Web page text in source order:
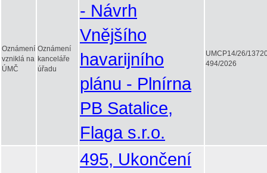
Oznámení
vzniklá na
ÚMČ
Oznámení
kanceláře
úřadu
- Návrh
Vnějšího
havarijního
plánu - Plnírna
PB Satalice,
Flaga s.r.o.
UMCP14/26/
494/2026
495, Ukončení